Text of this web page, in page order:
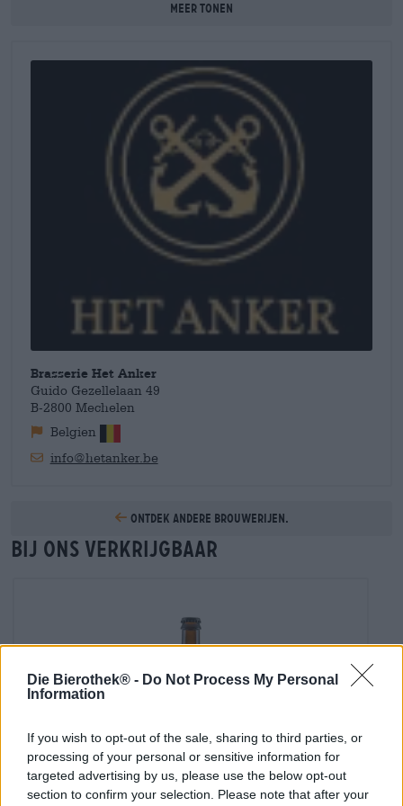
Die Bierothek® - Do Not Process My Personal
Information
If you wish to opt-out of the sale, sharing to third parties, or
processing of your personal or sensitive information for
targeted advertising by us, please use the below opt-out
section to confirm your selection. Please note that after your
handvol warme kruiden ronden de aromaten vakkundig af en
Carolus heeft de brouwerij internationale aandacht en
erkenning opgeleverd. Jaar na jaar winnen de brouwers
prestigieuze prijzen met hun krachtige creaties.
Meer tonen
Brasserie Het Anker
Guido Gezellelaan 49
B-2800 Mechelen
Belgien
info@hetanker.be
Ontdek andere brouwerijen.
Bij ons verkrijgbaar